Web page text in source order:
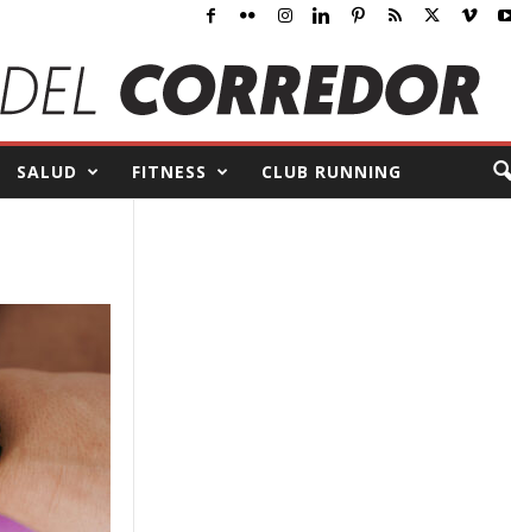
SALUD FITNESS CLUB RUNNING